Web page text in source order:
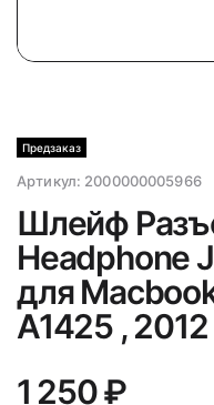
Предзаказ
Артикул: 2000000005966
Шлейф
Headphone
для
A1425 ,
1 250 ₽